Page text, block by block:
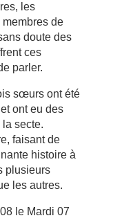
les
de
doute des
ces
parler.
sœurs ont été
ont eu des
secte.
faisant de
histoire à
plusieurs
les autres.
le Mardi 07